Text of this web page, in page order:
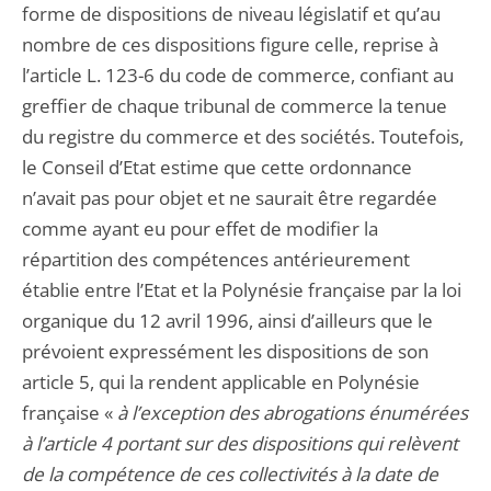
forme de dispositions de niveau législatif et qu’au
nombre de ces dispositions figure celle, reprise à
l’article L. 123-6 du code de commerce, confiant au
greffier de chaque tribunal de commerce la tenue
du registre du commerce et des sociétés. Toutefois,
le Conseil d’Etat estime que cette ordonnance
n’avait pas pour objet et ne saurait être regardée
comme ayant eu pour effet de modifier la
répartition des compétences antérieurement
établie entre l’Etat et la Polynésie française par la loi
organique du 12 avril 1996, ainsi d’ailleurs que le
prévoient expressément les dispositions de son
article 5, qui la rendent applicable en Polynésie
française « à l’exception des abrogations énumérées
à l’article 4 portant sur des dispositions qui relèvent
de la compétence de ces collectivités à la date de